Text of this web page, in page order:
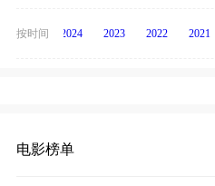
按时间
2025 2024 2023 2022 2021
电影榜单